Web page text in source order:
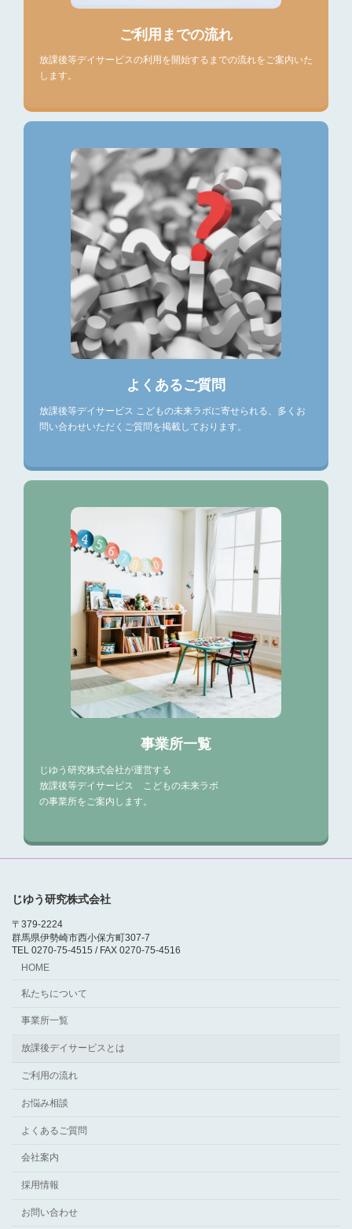
ご利用までの流れ
放課後等デイサービスの利用を開始するまでの流れをご案内いた
します。
よくあるご質問
放課後等デイサービス こどもの未来ラボに寄せられる、多くお
問い合わせいただくご質問を掲載しております。
事業所一覧
じゆう研究株式会社が運営する
放課後等デイサービス こどもの未来ラボ
の事業所をご案内します。
じゆう研究株式会社
〒379-2224
群馬県伊勢崎市西小保方町307-7
TEL 0270-75-4515 / FAX 0270-75-4516
HOME
私たちについて
事業所一覧
放課後デイサービスとは
ご利用の流れ
お悩み相談
よくあるご質問
会社案内
採用情報
お問い合わせ